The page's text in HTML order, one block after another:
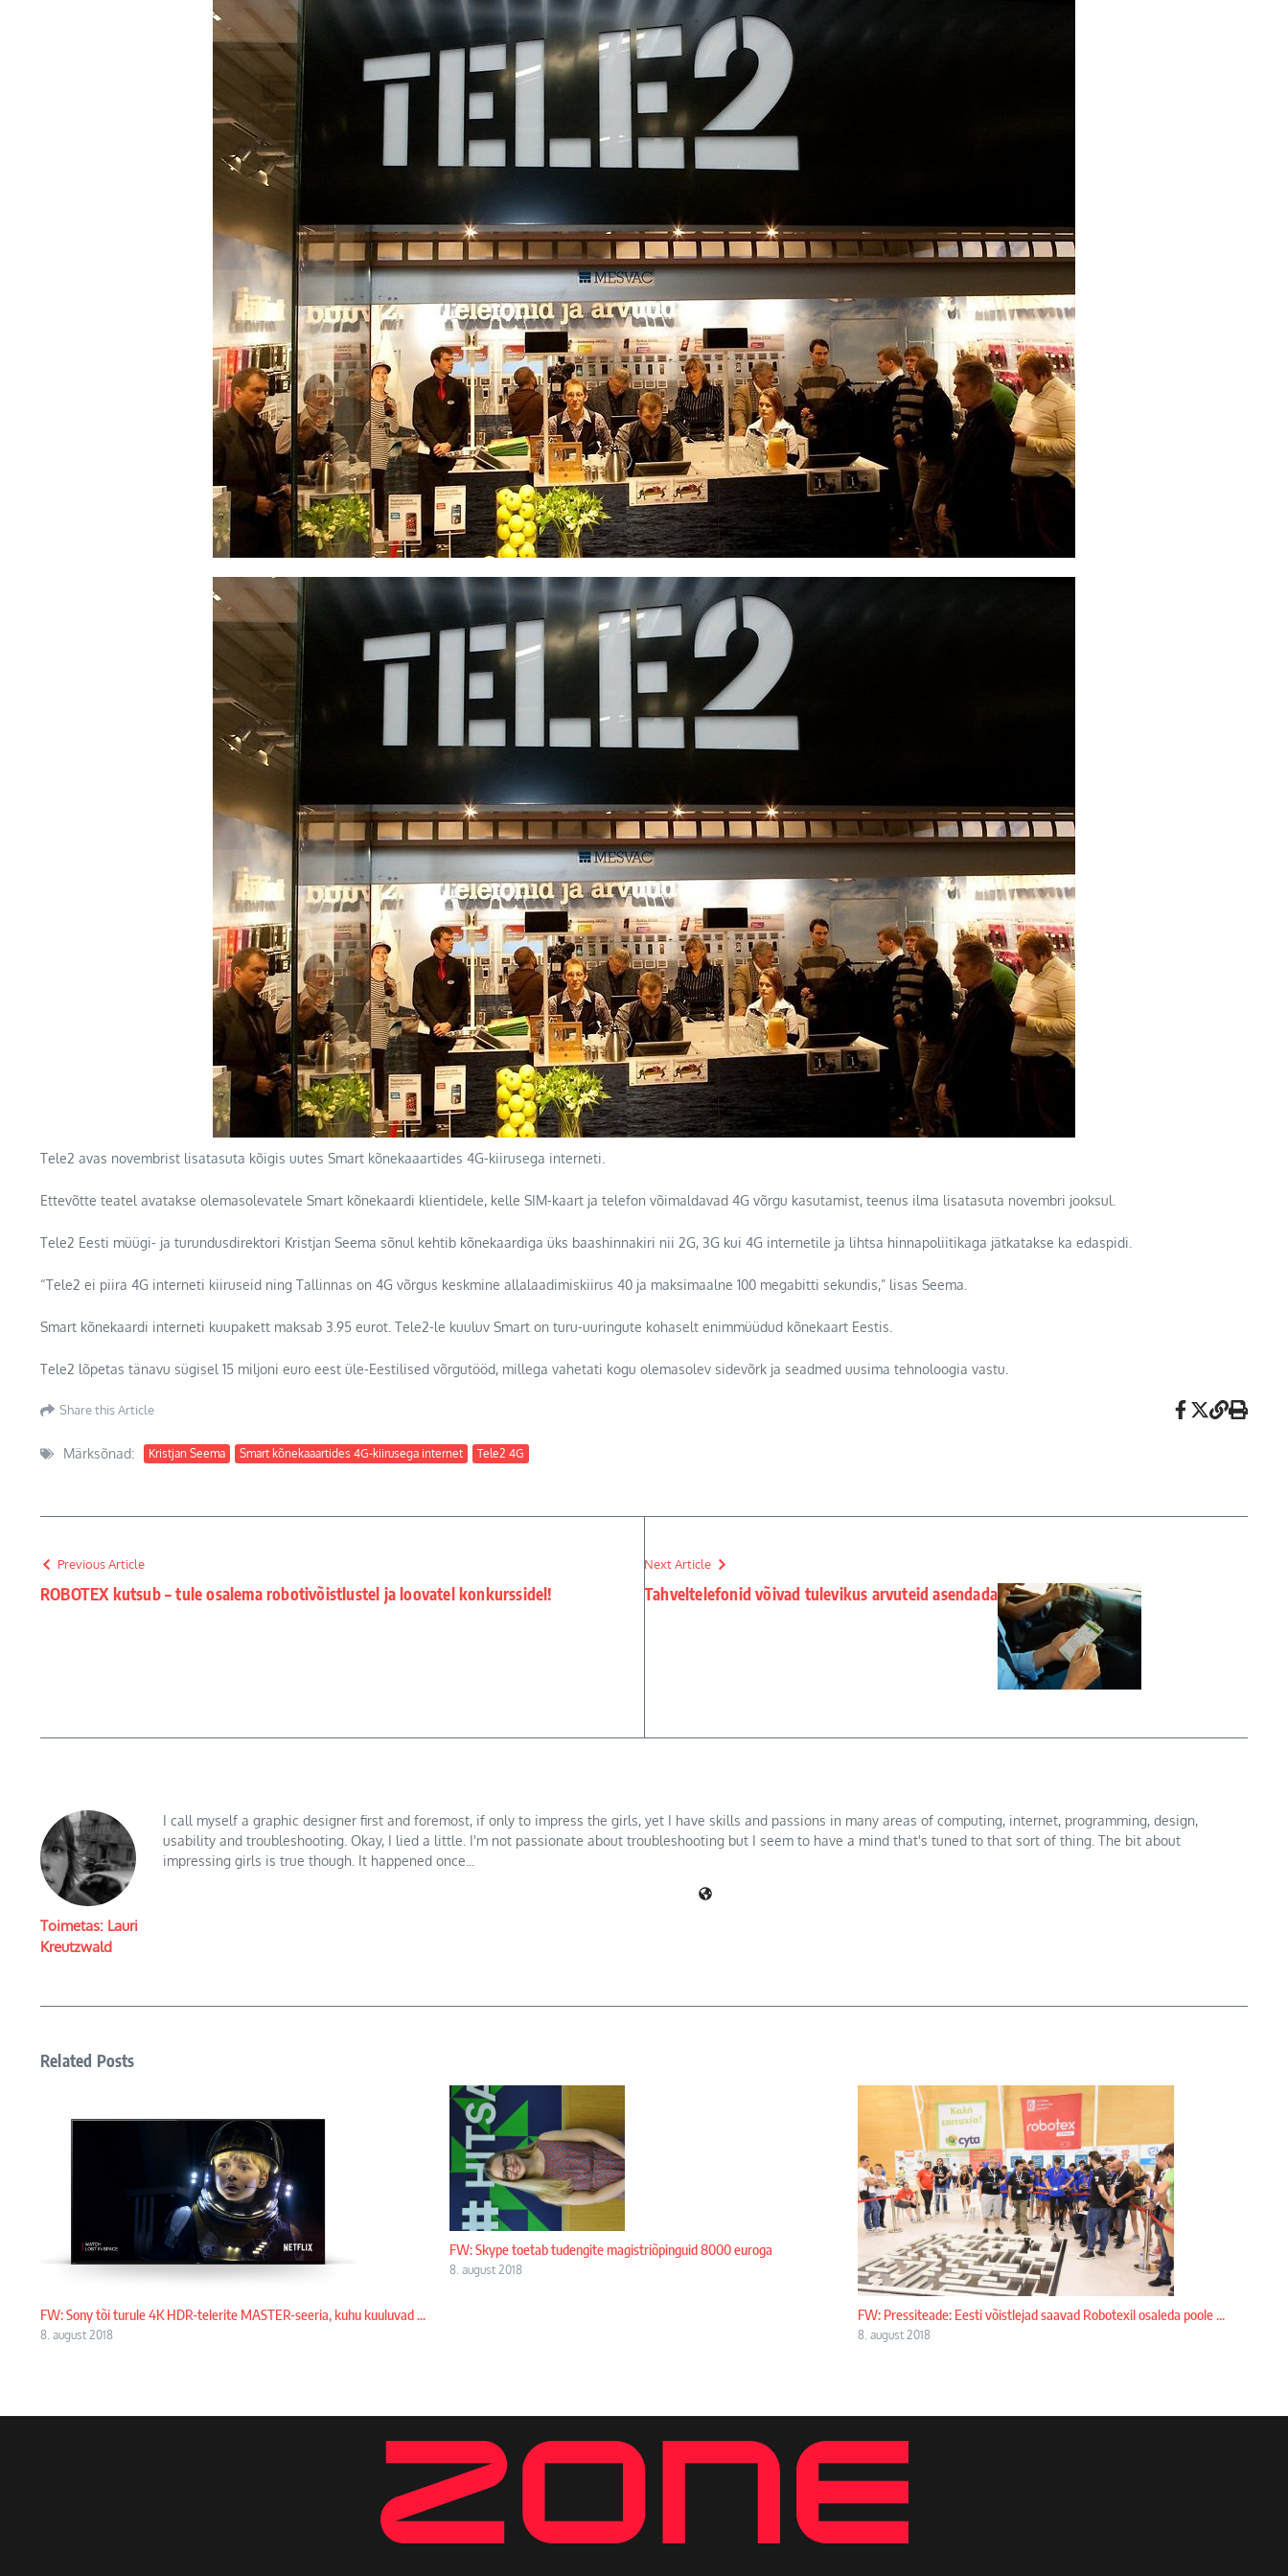
Tele2 avas novembrist lisatasuta kõigis uutes Smart kõnekaaartides 4G-kiirusega interneti.
Ettevõtte teatel avatakse olemasolevatele Smart kõnekaardi klientidele, kelle SIM-kaart ja telefon võimaldavad 4G võrgu kasutamist, teenus ilma lisatasuta novembri jooksul.
Tele2 Eesti müügi- ja turundusdirektori Kristjan Seema sõnul kehtib kõnekaardiga üks baashinnakiri nii 2G, 3G kui 4G internetile ja lihtsa hinnapoliitikaga jätkatakse ka edaspidi.
“Tele2 ei piira 4G interneti kiiruseid ning Tallinnas on 4G võrgus keskmine allalaadimiskiirus 40 ja maksimaalne 100 megabitti sekundis,” lisas Seema.
Smart kõnekaardi interneti kuupakett maksab 3.95 eurot. Tele2-le kuuluv Smart on turu-uuringute kohaselt enimmüüdud kõnekaart Eestis.
Tele2 lõpetas tänavu sügisel 15 miljoni euro eest üle-Eestilised võrgutööd, millega vahetati kogu olemasolev sidevõrk ja seadmed uusima tehnoloogia vastu.
Share this Article
Märksõnad: Kristjan Seema Smart kõnekaaartides 4G-kiirusega internet Tele2 4G
Previous Article
ROBOTEX kutsub – tule osalema robotivõistlustel ja loovatel konkurssidel!
Next Article
Tahveltelefonid võivad tulevikus arvuteid asendada
Toimetas: Lauri
Kreutzwald
I call myself a graphic designer first and foremost, if only to impress the girls, yet I have skills and passions in many areas of computing, internet, programming, design,
usability and troubleshooting. Okay, I lied a little. I'm not passionate about troubleshooting but I seem to have a mind that's tuned to that sort of thing. The bit about
impressing girls is true though. It happened once...
Related Posts
FW: Sony tõi turule 4K HDR-telerite MASTER-seeria, kuhu kuuluvad ...
8. august 2018
FW: Skype toetab tudengite magistriõpinguid 8000 euroga
8. august 2018
FW: Pressiteade: Eesti võistlejad saavad Robotexil osaleda poole ...
8. august 2018